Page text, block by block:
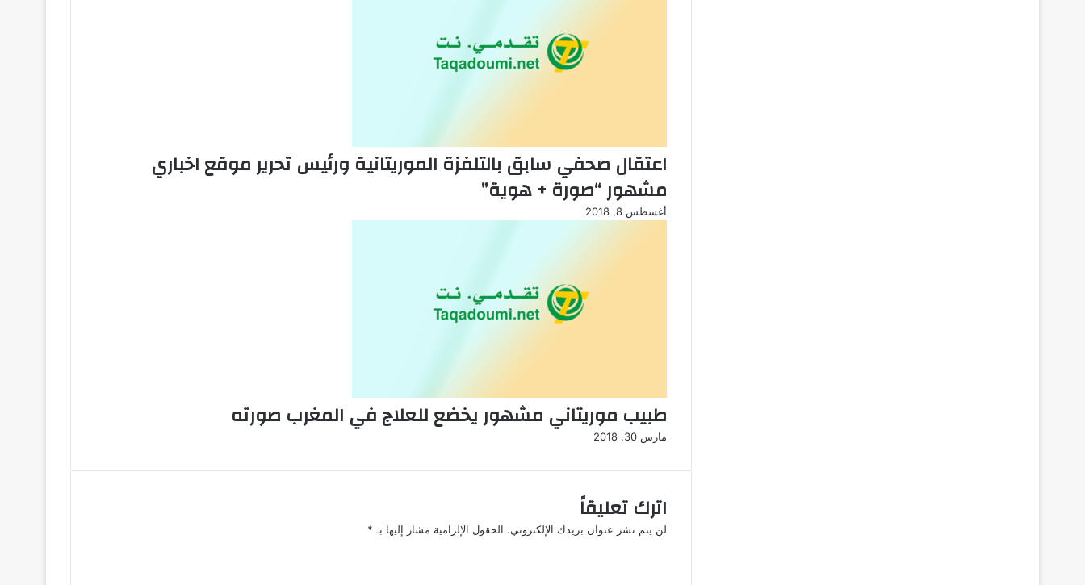
اعتقال صحفي سابق بالتلفزة الموريتانية ورئيس تحرير موقع اخباري
مشهور “صورة + هوية”
أغسطس 8, 2018
طبيب موريتاني مشهور يخضع للعلاج في المغرب صورته
مارس 30, 2018
اترك تعليقاً
لن يتم نشر عنوان بريدك الإلكتروني. الحقول الإلزامية مشار إليها بـ *